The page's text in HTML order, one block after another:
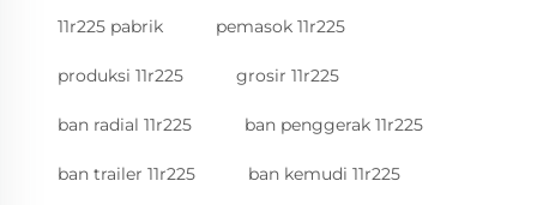
11r225 pabrik pemasok 11r225
produksi 11r225 grosir 11r225
ban radial 11r225 ban penggerak 11r225
ban trailer 11r225 ban kemudi 11r225